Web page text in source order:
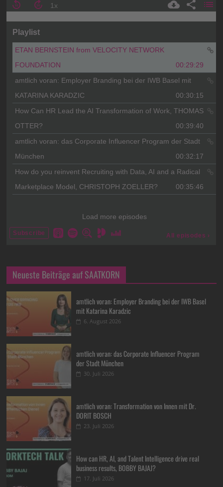
Neueste Beiträge auf SAATKORN
amtlich voran: Employer Branding bei der IWB Basel
mit Katarina Karadzic
6. August 2026
amtlich voran: das Corporate Influencer Program
der Stadt München
30. Juli 2026
amtlich voran: Transformation von Innen mit Dr.
DORIT BOSCH
23. Juli 2026
How can HR, AI, and Talent Intelligence drive real
business results, BOBBY BAJAJ?
17. Juli 2026